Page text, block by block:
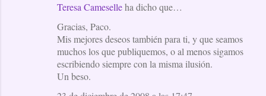
Teresa Cameselleha dicho que…
Gracias, Paco.
Mis mejores deseos también para ti, y que seamos
muchos los que publiquemos, o al menos sigamos
escribiendo siempre con la misma ilusión.
Un beso.